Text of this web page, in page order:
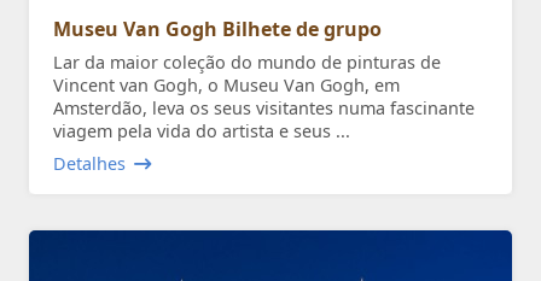
Museu Van Gogh Bilhete de grupo
Lar da maior coleção do mundo de pinturas de
Vincent van Gogh, o Museu Van Gogh, em
Amsterdão, leva os seus visitantes numa fascinante
viagem pela vida do artista e seus ...
Detalhes